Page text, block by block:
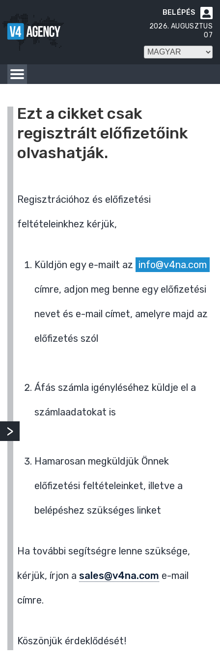

BELÉPÉS
2026. AUGUSZTUS
07
Ezt a cikket csak
regisztrált előfizetőink
olvashatják.
Regisztrációhoz és előfizetési
feltételeinkhez kérjük,
Küldjön egy e-mailt az info@v4na.com
címre, adjon meg benne egy előfizetési
nevet és e-mail címet, amelyre majd az
előfizetés szól
Áfás számla igényléséhez küldje el a
számlaadatokat is
Hamarosan megküldjük Önnek
előfizetési feltételeinket, illetve a
belépéshez szükséges linket
Ha további segítségre lenne szüksége,
kérjük, írjon a sales@v4na.com e-mail
címre.
Köszönjük érdeklődését!